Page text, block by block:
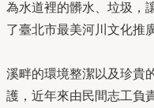
為水道裡的髒水、垃圾，
了臺北市最美河川文化推
溪畔的環境整潔以及珍貴
護，近年來由民間志工負